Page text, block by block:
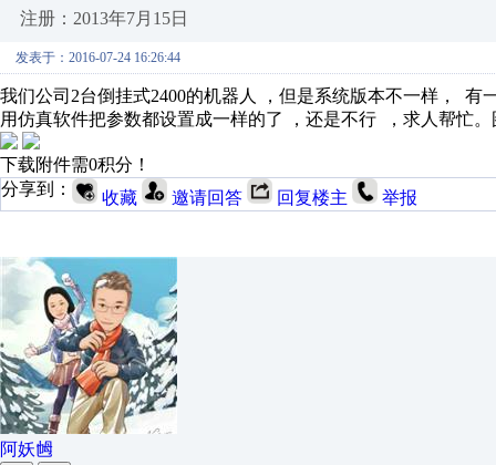
注册：2013年7月15日
发表于：2016-07-24 16:26:44
我们公司2台倒挂式2400的机器人 ，但是系统版本不一样，
用仿真软件把参数都设置成一样的了 ，还是不行 ，求人帮忙
下载附件需0积分！
分享到：
收藏 邀请回答 回复楼主 举报
阿妖乸